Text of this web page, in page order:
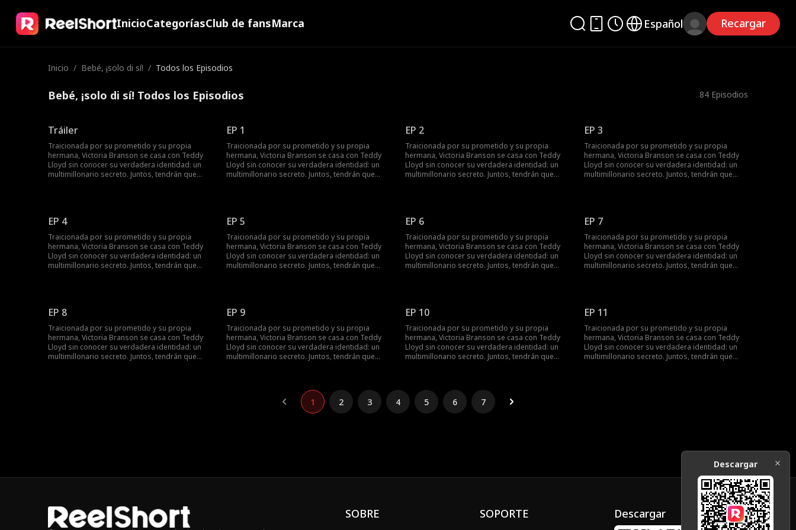
InicioCategoríasClub de fansMarca Español Recargar
Inicio / Bebé, ¡solo di sí! / Todos los Episodios
Bebé, ¡solo di sí! Todos los Episodios 84 Episodios
Tráiler
Traicionada por su prometido y su propia
hermana, Victoria Branson se casa con Teddy
Lloyd sin conocer su verdadera identidad: un
multimillonario secreto. Juntos, tendrán que
EP 1
Traicionada por su prometido y su propia
hermana, Victoria Branson se casa con Teddy
Lloyd sin conocer su verdadera identidad: un
multimillonario secreto. Juntos, tendrán que
EP 2
Traicionada por su prometido y su propia
hermana, Victoria Branson se casa con Teddy
Lloyd sin conocer su verdadera identidad: un
multimillonario secreto. Juntos, tendrán que
EP 3
Traicionada por su prometido y su propia
hermana, Victoria Branson se casa con Teddy
Lloyd sin conocer su verdadera identidad: un
multimillonario secreto. Juntos, tendrán que
EP 4
Traicionada por su prometido y su propia
hermana, Victoria Branson se casa con Teddy
Lloyd sin conocer su verdadera identidad: un
multimillonario secreto. Juntos, tendrán que
EP 5
Traicionada por su prometido y su propia
hermana, Victoria Branson se casa con Teddy
Lloyd sin conocer su verdadera identidad: un
multimillonario secreto. Juntos, tendrán que
EP 6
Traicionada por su prometido y su propia
hermana, Victoria Branson se casa con Teddy
Lloyd sin conocer su verdadera identidad: un
multimillonario secreto. Juntos, tendrán que
EP 7
Traicionada por su prometido y su propia
hermana, Victoria Branson se casa con Teddy
Lloyd sin conocer su verdadera identidad: un
multimillonario secreto. Juntos, tendrán que
EP 8
Traicionada por su prometido y su propia
hermana, Victoria Branson se casa con Teddy
Lloyd sin conocer su verdadera identidad: un
multimillonario secreto. Juntos, tendrán que
EP 9
Traicionada por su prometido y su propia
hermana, Victoria Branson se casa con Teddy
Lloyd sin conocer su verdadera identidad: un
multimillonario secreto. Juntos, tendrán que
EP 10
Traicionada por su prometido y su propia
hermana, Victoria Branson se casa con Teddy
Lloyd sin conocer su verdadera identidad: un
multimillonario secreto. Juntos, tendrán que
EP 11
Traicionada por su prometido y su propia
hermana, Victoria Branson se casa con Teddy
Lloyd sin conocer su verdadera identidad: un
multimillonario secreto. Juntos, tendrán que
1 2 3 4 5 6 7
SOBRE SOPORTE Descargar
Descargar